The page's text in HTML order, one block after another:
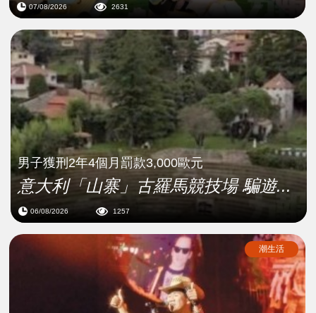
07/08/2026 2631
男子獲刑2年4個月罰款3,000歐元
意大利「山寨」古羅馬競技場 騙遊...
06/08/2026 1257
潮生活